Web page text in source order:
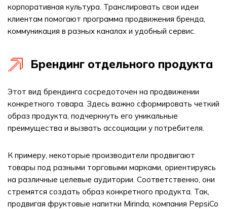
корпоративная культура. Транслировать свои идеи
клиентам помогают программа продвижения бренда,
коммуникация в разных каналах и удобный сервис.
Брендинг отдельного продукта
Этот вид брендинга сосредоточен на продвижении
конкретного товара. Здесь важно сформировать четкий
образ продукта, подчеркнуть его уникальные
преимущества и вызвать ассоциации у потребителя.
К примеру, некоторые производители продвигают
товары под разными торговыми марками, ориентируясь
на различные целевые аудитории. Соответственно, они
стремятся создать образ конкретного продукта. Так,
продвигая фруктовые напитки Mirinda, компания PepsiCo